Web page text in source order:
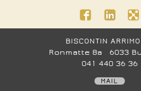
BISCONTIN
Ronmatte 8a 6033
041 440 36 36
MAIL